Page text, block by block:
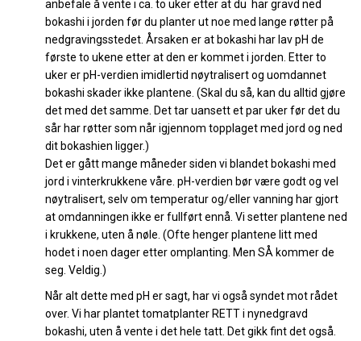
anbefale å vente i ca. to uker etter at du har gravd ned
bokashi i jorden før du planter ut noe med lange røtter på
nedgravingsstedet. Årsaken er at bokashi har lav pH de
første to ukene etter at den er kommet i jorden. Etter to
uker er pH-verdien imidlertid nøytralisert og uomdannet
bokashi skader ikke plantene. (Skal du så, kan du alltid gjøre
det med det samme. Det tar uansett et par uker før det du
sår har røtter som når igjennom topplaget med jord og ned
dit bokashien ligger.)
Det er gått mange måneder siden vi blandet bokashi med
jord i vinterkrukkene våre. pH-verdien bør være godt og vel
nøytralisert, selv om temperatur og/eller vanning har gjort
at omdanningen ikke er fullført ennå. Vi setter plantene ned
i krukkene, uten å nøle. (Ofte henger plantene litt med
hodet i noen dager etter omplanting. Men SÅ kommer de
seg. Veldig.)
Når alt dette med pH er sagt, har vi også syndet mot rådet
over. Vi har plantet tomatplanter RETT i nynedgravd
bokashi, uten å vente i det hele tatt. Det gikk fint det også.